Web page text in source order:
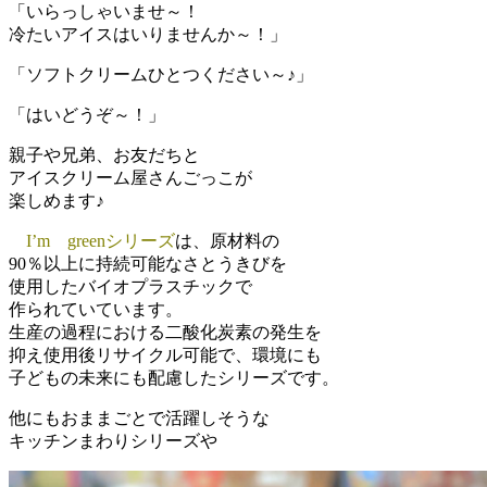
「いらっしゃいませ～！
冷たいアイスはいりませんか～！」
「ソフトクリームひとつください～♪」
「はいどうぞ～！」
親子や兄弟、お友だちと
アイスクリーム屋さんごっこが
楽しめます♪
I’m greenシリーズは、原材料の
90％以上に持続可能なさとうきびを
使用したバイオプラスチックで
作られていています。
生産の過程における二酸化炭素の発生を
抑え使用後リサイクル可能で、環境にも
子どもの未来にも配慮したシリーズです。
他にもおままごとで活躍しそうな
キッチンまわりシリーズや